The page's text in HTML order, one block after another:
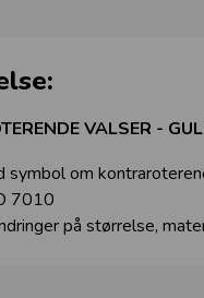
VALSER -
symbol om
7010
på størrelse,